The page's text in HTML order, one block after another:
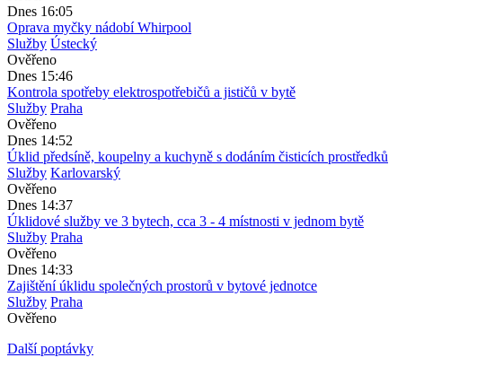
Dnes 16:05
Oprava myčky nádobí Whirpool
Služby Ústecký
Ověřeno
Dnes 15:46
Kontrola spotřeby elektrospotřebičů a jističů v bytě
Služby Praha
Ověřeno
Dnes 14:52
Úklid předsíně, koupelny a kuchyně s dodáním čisticích prostředků
Služby Karlovarský
Ověřeno
Dnes 14:37
Úklidové služby ve 3 bytech, cca 3 - 4 místnosti v jednom bytě
Služby Praha
Ověřeno
Dnes 14:33
Zajištění úklidu společných prostorů v bytové jednotce
Služby Praha
Ověřeno
Další poptávky